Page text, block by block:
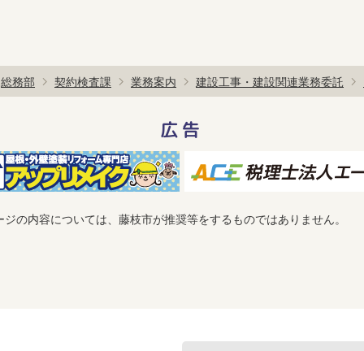
総務部 契約検査課 業務案内 建設工事・建設関連業務委託
広告
の内容については、藤枝市が推奨等をするものではありません。